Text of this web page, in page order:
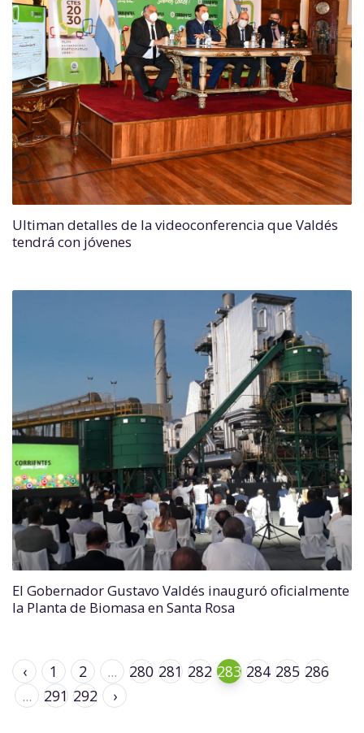
Ultiman detalles de la videoconferencia que Valdés
tendrá con jóvenes
El Gobernador Gustavo Valdés inauguró oficialmente
la Planta de Biomasa en Santa Rosa
‹ 1 2 ... 280 281 282 283 284 285 286
...
291 292 ›